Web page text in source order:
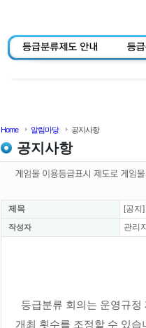
Home 알림마당 공지사항
공지사항
제목 [공지
작성자 관리
등급분류 회의는 운영규
개최 횟수를 조정할 수 있습